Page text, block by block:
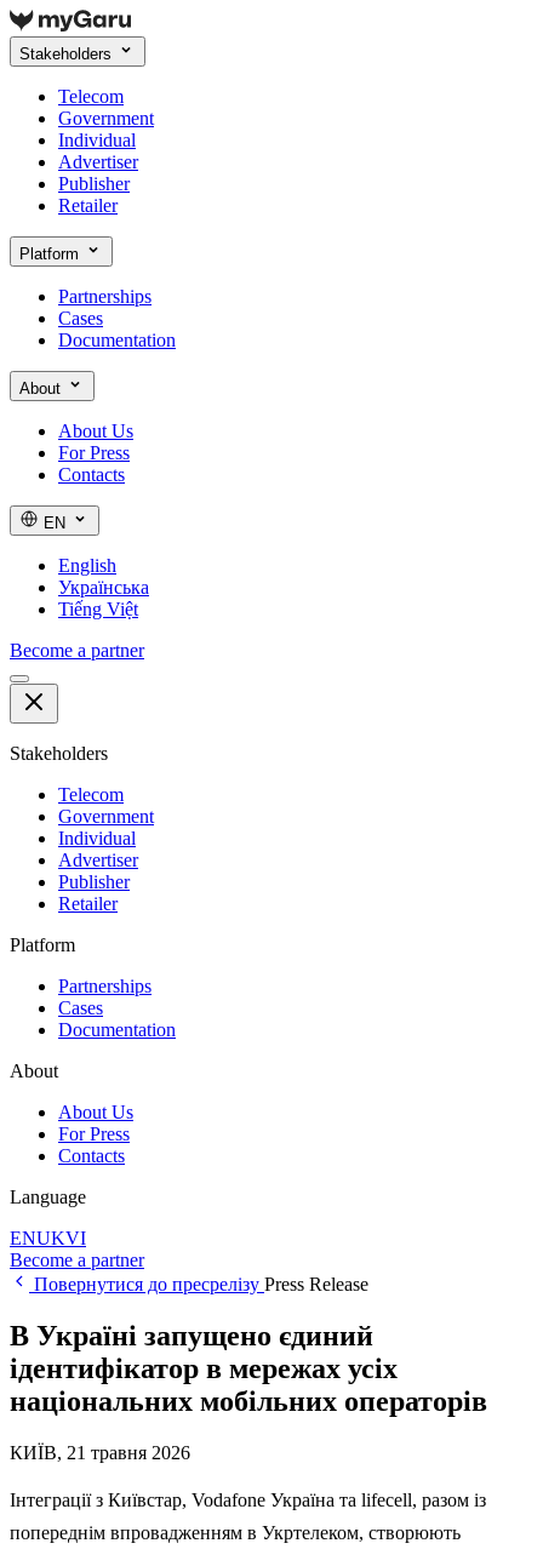
Stakeholders
Telecom
Government
Individual
Advertiser
Publisher
Retailer
Platform
Partnerships
Cases
Documentation
About
About Us
For Press
Contacts
EN
English
Українська
Tiếng Việt
Become a partner
Stakeholders
Telecom
Government
Individual
Advertiser
Publisher
Retailer
Platform
Partnerships
Cases
Documentation
About
About Us
For Press
Contacts
Language
ENUKVI
Become a partner
Повернутися до пресрелізу Press Release
В Україні запущено єдиний
ідентифікатор в мережах усіх
національних мобільних операторів
КИЇВ, 21 травня 2026
Інтеграції з Київстар, Vodafone Україна та lifecell, разом із
попереднім впровадженням в Укртелеком, створюють